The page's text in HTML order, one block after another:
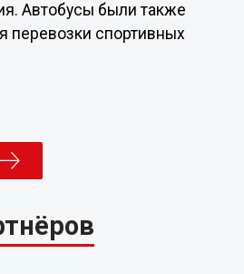
Автобусы были также
перевозки спортивных